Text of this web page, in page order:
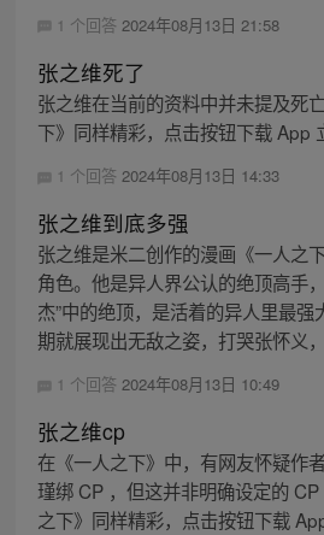
1 个回答 2024年08月13日 21:58
张之维死了
张之维在当前的资料中并未提及死
下》同样精彩，点击按钮下载 App
1 个回答 2024年08月13日 14:33
张之维到底多强
张之维是米二创作的漫画《一人之
角色。他是异人界公认的绝顶高手
杰”中的绝顶，是活着的异人里最
期就展现出无敌之姿，打哭张怀义
1 个回答 2024年08月13日 10:49
张之维cp
在《一人之下》中，有网友怀疑作
瑾绑 CP ，但这并非明确设定的
之下》同样精彩，点击按钮下载